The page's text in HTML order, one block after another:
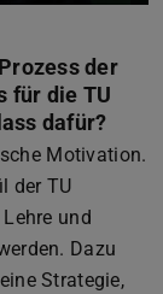
der
für die TU
dafür?
Motivation.
der TU
und
Dazu
Strategie,